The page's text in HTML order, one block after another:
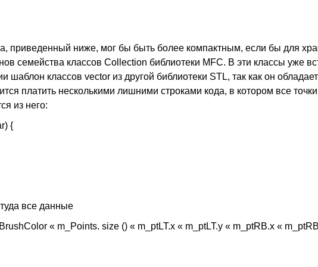
приведенный ниже, мог бы быть более компактным, если бы для
семейства классов Collection библиотеки MFC. В эти классы уже
шаблон классов vector из другой библиотеки STL, так как он
платить несколькими лишними строками кода, в котором все
из него:
{
все данные
« m_Points. size () « m_ptLT.x « m_ptLT.y « m_ptRB.x «